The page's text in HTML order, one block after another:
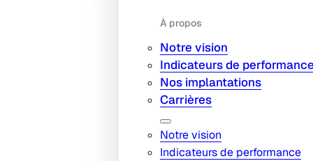
À propos
Notre vision
Indicateurs de
Nos implantations
Carrières
Notre vision
Indicateurs de performance